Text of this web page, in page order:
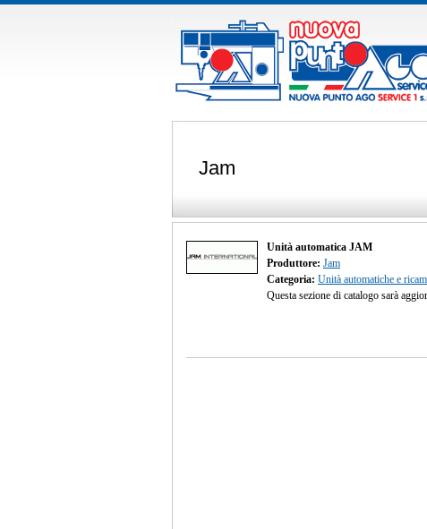
Jam
Unità automatica JAM
Produttore: Jam
Categoria: Unità automatiche e
Questa sezione di catalogo sarà